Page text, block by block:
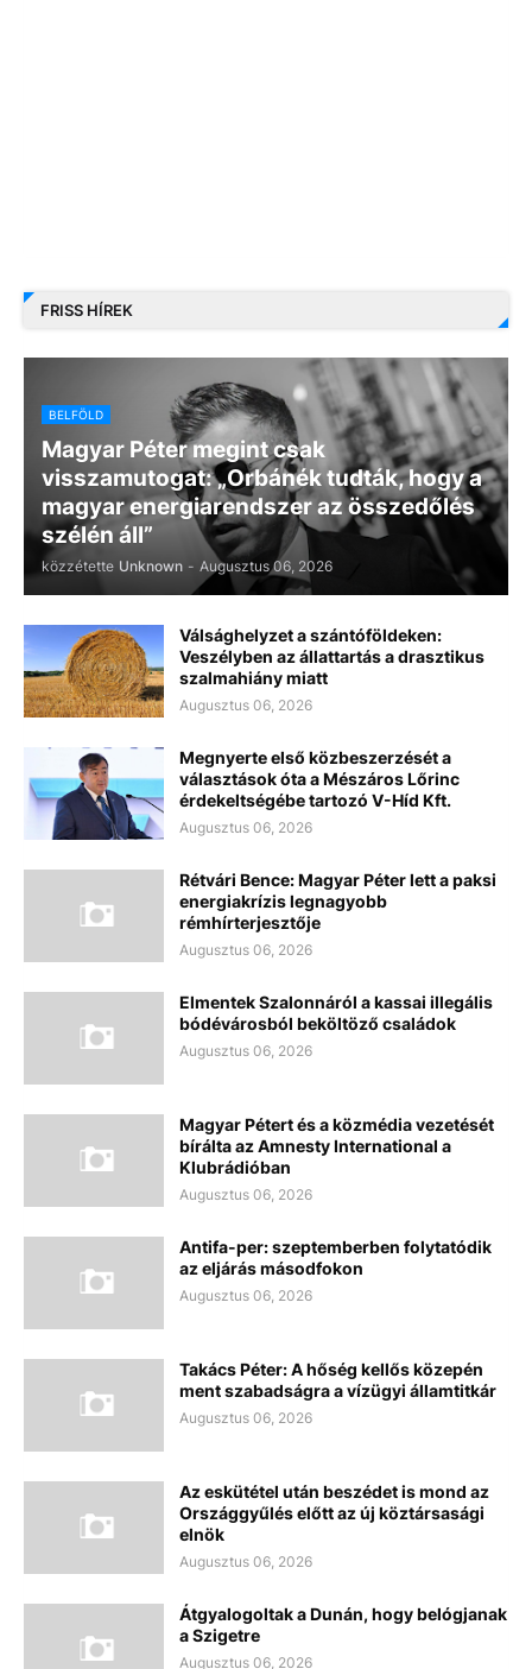
FRISS HÍREK
BELFÖLD
Magyar Péter megint csak
visszamutogat: „Orbánék tudták, hogy a
magyar energiarendszer az összedőlés
szélén áll”
közzétette Unknown - Augusztus 06, 2026
Válsághelyzet a szántóföldeken:
Veszélyben az állattartás a drasztikus
szalmahiány miatt
Augusztus 06, 2026
Megnyerte első közbeszerzését a
választások óta a Mészáros Lőrinc
érdekeltségébe tartozó V-Híd Kft.
Augusztus 06, 2026
Rétvári Bence: Magyar Péter lett a paksi
energiakrízis legnagyobb
rémhírterjesztője
Augusztus 06, 2026
Elmentek Szalonnáról a kassai illegális
bódévárosból beköltöző családok
Augusztus 06, 2026
Magyar Pétert és a közmédia vezetését
bírálta az Amnesty International a
Klubrádióban
Augusztus 06, 2026
Antifa-per: szeptemberben folytatódik
az eljárás másodfokon
Augusztus 06, 2026
Takács Péter: A hőség kellős közepén
ment szabadságra a vízügyi államtitkár
Augusztus 06, 2026
Az eskütétel után beszédet is mond az
Országgyűlés előtt az új köztársasági
elnök
Augusztus 06, 2026
Átgyalogoltak a Dunán, hogy belógjanak
a Szigetre
Augusztus 06, 2026